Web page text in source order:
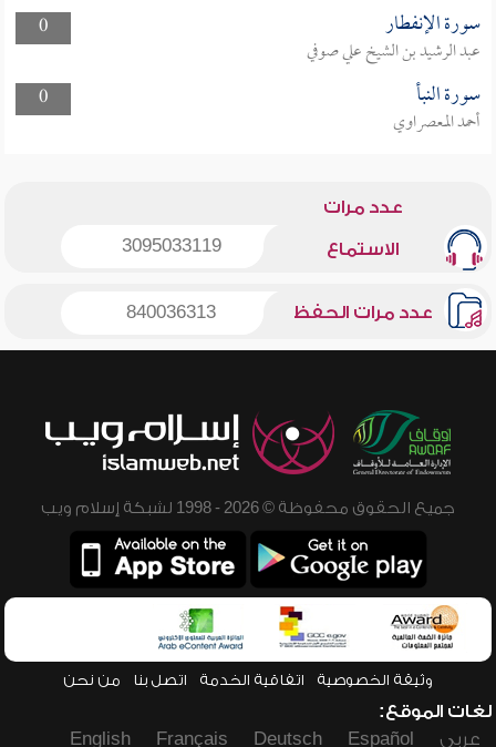
0
سورة الإنفطار
عبد الرشيد بن الشيخ علي صوفي
0
سورة النبأ
أحمد المعصراوي
عدد مرات
الاستماع 3095033119
عدد مرات الحفظ 840036313
جميع الحقوق محفوظة © 2026 - 1998 لشبكة إسلام ويب
وثيقة الخصوصية اتفاقية الخدمة اتصل بنا من نحن
لغات الموقع:
عربي
Español
Deutsch
Français
English